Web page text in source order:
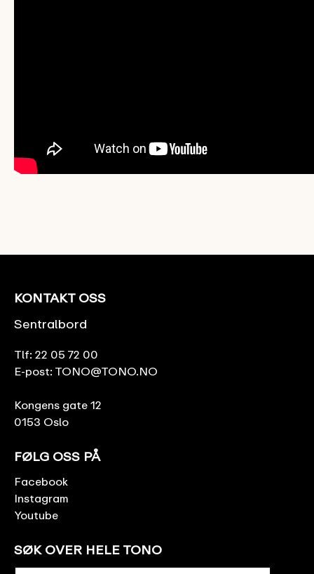
KONTAKT OSS
Sentralbord
Tlf: 22 05 72 00
E-post: TONO@TONO.NO
Kongens gate 12
0153 Oslo
FØLG OSS PÅ
Facebook
Instagram
Youtube
SØK OVER HELE TONO